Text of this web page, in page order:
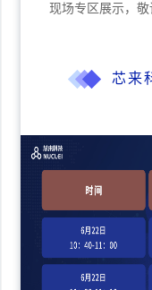
现场专区展示，敬
芯来